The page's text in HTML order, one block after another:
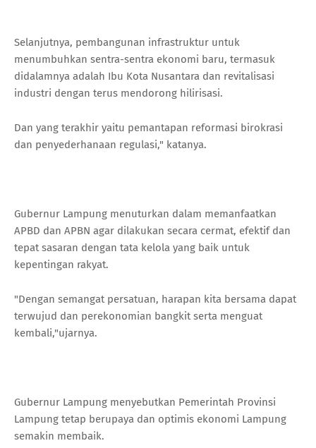
Selanjutnya, pembangunan infrastruktur untuk
menumbuhkan sentra-sentra ekonomi baru, termasuk
didalamnya adalah Ibu Kota Nusantara dan revitalisasi
industri dengan terus mendorong hilirisasi.
Dan yang terakhir yaitu pemantapan reformasi birokrasi
dan penyederhanaan regulasi," katanya.
Gubernur Lampung menuturkan dalam memanfaatkan
APBD dan APBN agar dilakukan secara cermat, efektif dan
tepat sasaran dengan tata kelola yang baik untuk
kepentingan rakyat.
"Dengan semangat persatuan, harapan kita bersama dapat
terwujud dan perekonomian bangkit serta menguat
kembali,"ujarnya.
Gubernur Lampung menyebutkan Pemerintah Provinsi
Lampung tetap berupaya dan optimis ekonomi Lampung
semakin membaik.